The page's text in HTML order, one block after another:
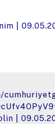
|
|